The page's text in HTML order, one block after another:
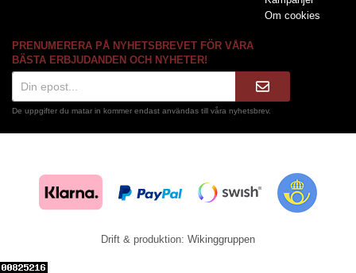
Om cookies
PRENUMERERA PÅ NYHETSBREVET FÖR VÅRA
BÄSTA ERBJUDANDEN OCH NYHETER!
De uppgifter du matar in kommer endast användas till våra nyhetsbrev.
Drift & produktion: Wikinggruppen